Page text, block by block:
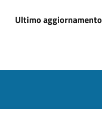
Ultimo aggiornamento